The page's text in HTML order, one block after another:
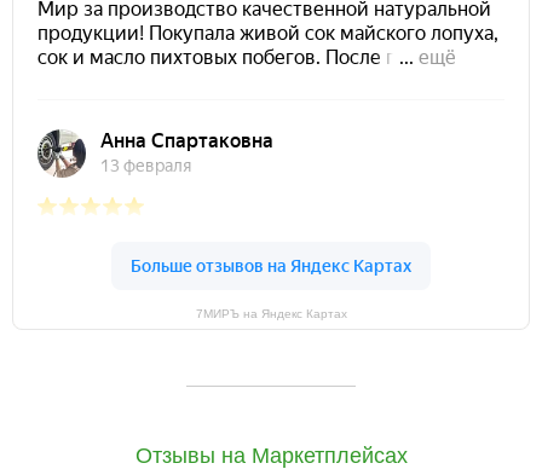
7МИРЪ на Яндекс Картах
Отзывы на Маркетплейсах